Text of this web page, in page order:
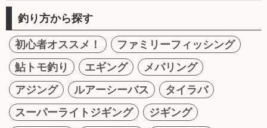
釣り方から探す
初心者オススメ！
ファミリーフィッシング
鮎トモ釣り
エギング
メバリング
アジング
ルアーシーバス
タイラバ
スーパーライトジギング
ジギング